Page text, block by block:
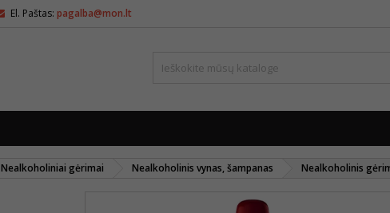
El. Paštas: pagalba@mon.lt
Nealkoholiniai gėrimai Nealkoholinis vynas, šampanas Nealkoholinis